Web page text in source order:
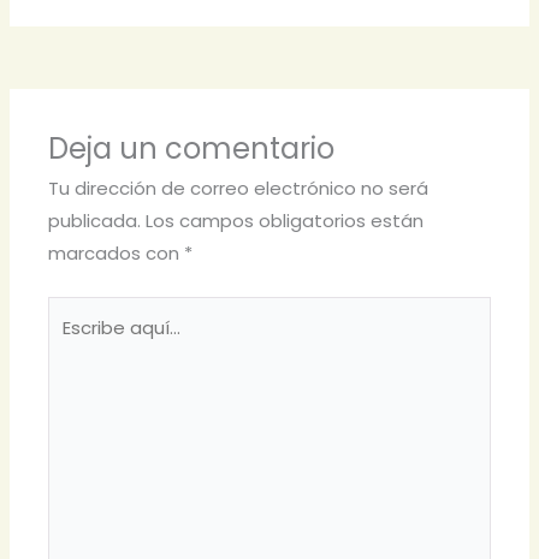
Deja un comentario
Tu dirección de correo electrónico no será
publicada. Los campos obligatorios están
marcados con *